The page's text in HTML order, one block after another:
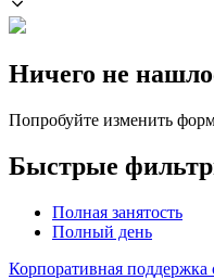
Ничего не
Попробуйте изменить
Быстрые
Полная занятость
Полный день
Корпоративная поддержка